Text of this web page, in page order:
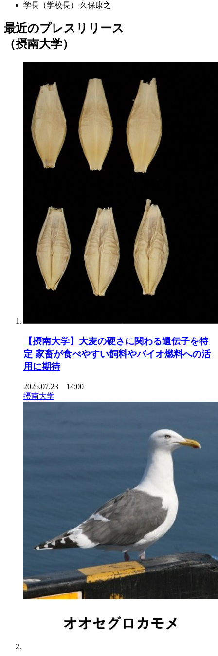
学長（学校長）
久保康之
最近のプレスリリース
（摂南大学）
【摂南大学】大麦の硬さに関わる遺伝子を特
定 家畜が食べやすい飼料やバイオ燃料への活
用に期待
2026.07.23 14:00
摂南大学